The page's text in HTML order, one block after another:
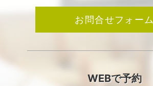
お問合せフォーム
WEBで予約